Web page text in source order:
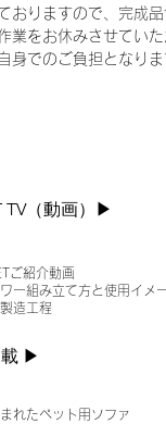
おりますので、完成
業をお休みさせてい
身でのご負担となりま
TV（動画）▶︎
ご紹介動画
ー組み立て方と使用イメ
造工程
載 ▶︎
れたペット用ソファ